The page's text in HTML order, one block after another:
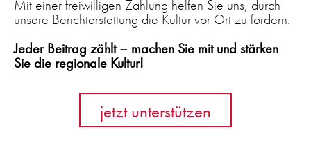
Mit einer freiwilligen Zahlung helfen Sie uns, durch
unsere Berichterstattung die Kultur vor Ort zu fördern.
Jeder Beitrag zählt – machen Sie mit und stärken
Sie die regionale Kultur!
jetzt unterstützen